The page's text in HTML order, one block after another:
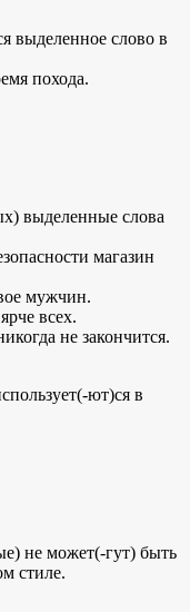
выделенное слово в
похода.
выделенные слова
магазин
мужчин.
всех.
не закончится.
ют)ся в
не может(-гут) быть
стиле.